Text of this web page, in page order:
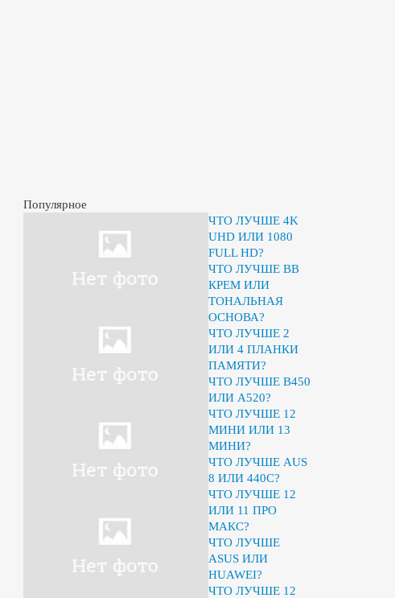
Популярное
ЧТО ЛУЧШЕ 4K
UHD ИЛИ 1080
FULL HD?
ЧТО ЛУЧШЕ BB
КРЕМ ИЛИ
ТОНАЛЬНАЯ
ОСНОВА?
ЧТО ЛУЧШЕ 2
ИЛИ 4 ПЛАНКИ
ПАМЯТИ?
ЧТО ЛУЧШЕ B450
ИЛИ A520?
ЧТО ЛУЧШЕ 12
МИНИ ИЛИ 13
МИНИ?
ЧТО ЛУЧШЕ AUS
8 ИЛИ 440C?
ЧТО ЛУЧШЕ 12
ИЛИ 11 ПРО
МАКС?
ЧТО ЛУЧШЕ
ASUS ИЛИ
HUAWEI?
ЧТО ЛУЧШЕ 12